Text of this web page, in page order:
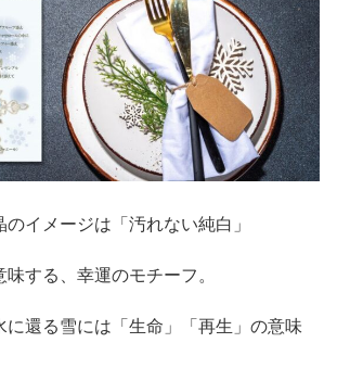
イメージは「汚れない純白」
味する、幸運のモチーフ。
に還る雪には「生命」「再生」の意味